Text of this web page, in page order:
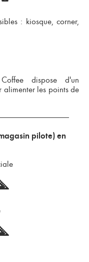
: kiosque, corner,
dispose d'un
les points de
pilote) en